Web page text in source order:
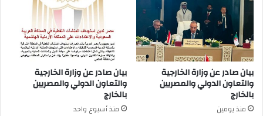
بيان صادر عن وزارة الخارجية
والتعاون الدولي والمصريين
بالخارج
منذ يومين
بيان صادر عن وزارة الخارجية
والتعاون الدولي والمصريين
بالخارج
منذ أسبوع واحد